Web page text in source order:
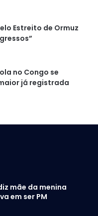
Estreito de Ormuz
no Congo se
já registrada
mãe da menina
em ser PM